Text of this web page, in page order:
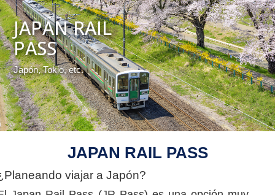
JAPAN RAIL
PASS
Japón, Tokio, etc.
JAPAN RAIL PASS
viajar a Japón?